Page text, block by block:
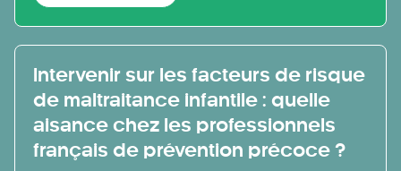
Intervenir sur les facteurs de risque
de maltraitance infantile : quelle
aisance chez les professionnels
français de prévention précoce ?